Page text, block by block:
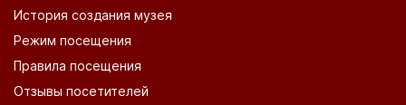
История создания музея
Режим посещения
Правила посещения
Отзывы посетителей